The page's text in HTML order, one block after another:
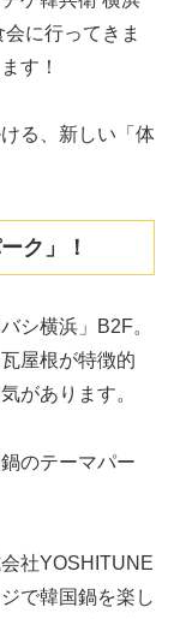
に行ってきま
す！
る、新しい「体
ク」！
シ横浜」B2F。
屋根が特徴的
があります。
のテーマパー
社YOSHITUNE
で韓国鍋を楽し